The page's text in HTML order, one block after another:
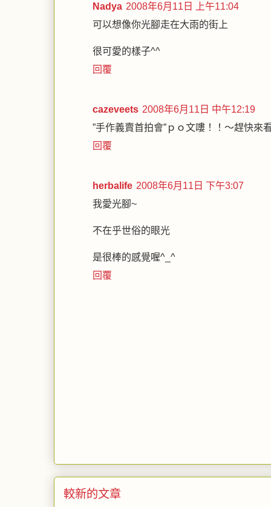
Nadya 2008年6月11日 上午11:04
可以想像你光腳走在大雨的街上
很可愛的樣子^^
回覆
cazeveets 2008年6月11日 中午12:19
”手作義賣首拍會”ｐｏ文嘍！！～趕快來
回覆
herbalife 2008年6月11日 下午3:07
我愛光腳~
不在乎世俗的眼光
是很棒的感覺喔^_^
回覆
較新的文章